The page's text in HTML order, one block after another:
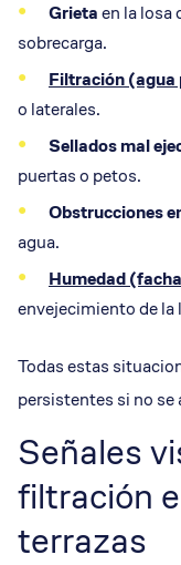
Grietaen la losa
sobrecarga.
Filtración (agua
o laterales.
Sellados mal
puertas o petos.
Obstrucciones
agua.
Humedad
envejecimiento de la
Todas estas
persistentes si no se
Señales
filtración
terrazas